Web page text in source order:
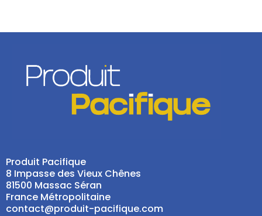
Produit Pacifique
8 Impasse des Vieux Chênes
81500 Massac Séran
France Métropolitaine
contact@produit-pacifique.com